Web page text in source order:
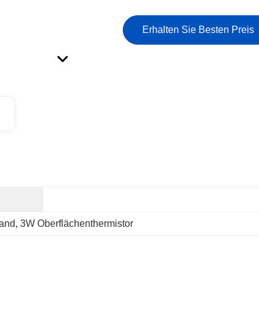
Erhalten Sie Besten Preis
, 3W Oberflächenthermistor